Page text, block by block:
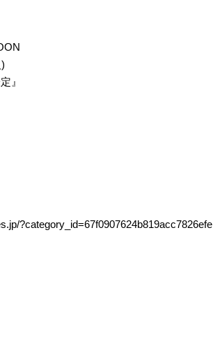
)
』
?category_id=67f0907624b819acc7826efe